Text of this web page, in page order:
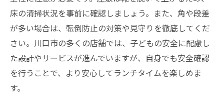
床の清掃状況を事前に確認しましょう。また、角や段差
が多い場合は、転倒防止の対策や見守りを徹底してくだ
さい。川口市の多くの店舗では、子どもの安全に配慮し
た設計やサービスが進んでいますが、自身でも安全確認
を行うことで、より安心してランチタイムを楽しめま
す。